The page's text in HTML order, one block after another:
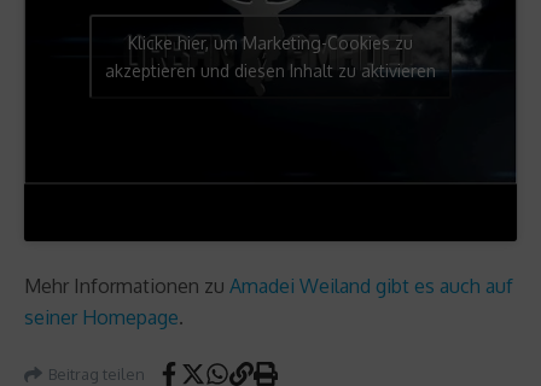
Klicke hier, um Marketing-Cookies zu
akzeptieren und diesen Inhalt zu aktivieren
Mehr Informationen zu Amadei Weiland gibt es auch auf
seiner Homepage.
Beitrag teilen